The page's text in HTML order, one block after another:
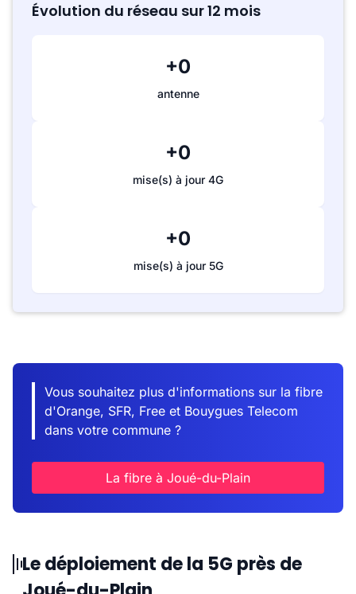
Évolution du réseau sur 12 mois
+0
antenne
+0
mise(s) à jour 4G
+0
mise(s) à jour 5G
Vous souhaitez plus d'informations sur la fibre
d'Orange, SFR, Free et Bouygues Telecom
dans votre commune ?
La fibre à Joué-du-Plain
Le déploiement de la 5G près de